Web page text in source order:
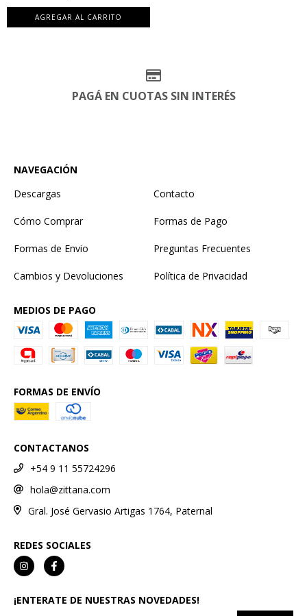
AGREGAR AL CARRITO
PAGÁ EN CUOTAS SIN INTERÉS
NAVEGACIÓN
Descargas
Contacto
Cómo Comprar Formas de Pago
Formas de Envio Preguntas Frecuentes
Cambios y Devoluciones Política de Privacidad
MEDIOS DE PAGO
FORMAS DE ENVÍO
CONTACTANOS
+54 9 11 55724296
hola@zittana.com
Gral. José Gervasio Artigas 1764, Paternal
REDES SOCIALES
¡ENTERATE DE NUESTRAS NOVEDADES!